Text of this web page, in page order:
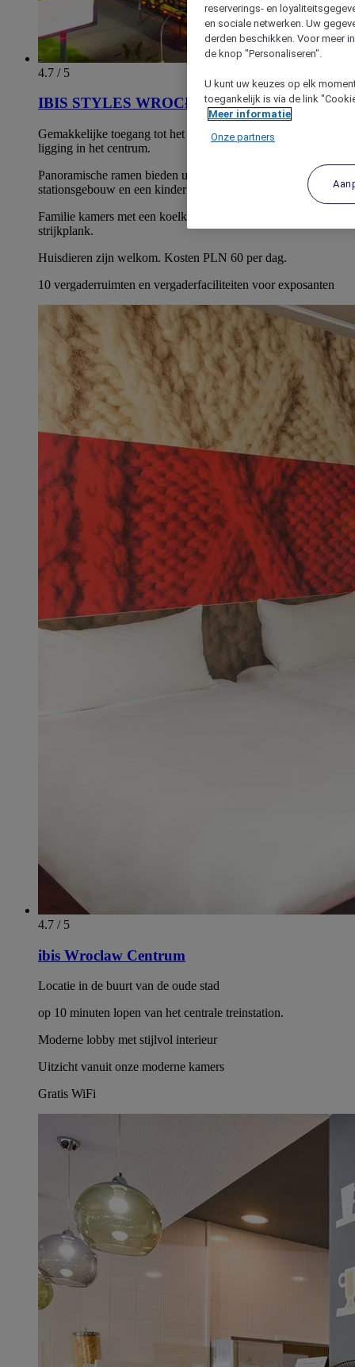
4.7 / 5
IBIS STYLES WROCŁAW CENTRUM
Gemakkelijke toegang tot het openbaar vervoer dankzij de
ligging in het centrum.
Panoramische ramen bieden uitzicht op het historische
stationsgebouw en een kinderhoek.
Familie kamers met een koelkast, waterkoker, strijkijzer en
strijkplank.
Huisdieren zijn welkom. Kosten PLN 60 per dag.
10 vergaderruimten en vergaderfaciliteiten voor exposanten
4.7 / 5
ibis Wroclaw Centrum
Locatie in de buurt van de oude stad
op 10 minuten lopen van het centrale treinstation.
Moderne lobby met stijlvol interieur
Uitzicht vanuit onze moderne kamers
Gratis WiFi
reserverings- en
en sociale netwerken. Uw
derden beschikken. Voor meer
de knop "Personaliseren".
U kunt uw keuzes op elk
toegankelijk is via de link
Meer informatie
Onze partners